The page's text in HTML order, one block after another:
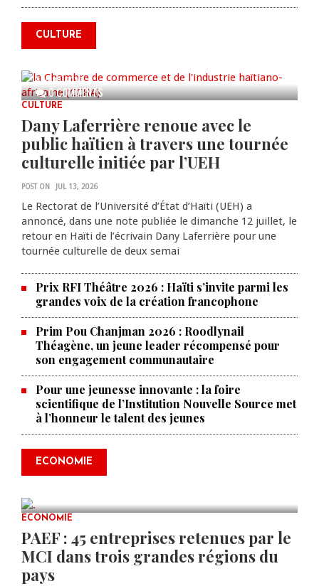
CULTURE
0 COMMENTS
annonce des activités pour
commémorer le 235e
anniversaire de la cérémonie du
AUG 05, 2026
CULTURE
Dany Laferrière renoue avec le
public haïtien à travers une tournée
culturelle initiée par l’UEH
POST ON JUL 13, 2026
Le Rectorat de l’Université d’État d’Haïti (UEH) a
annoncé, dans une note publiée le dimanche 12 juillet, le
retour en Haïti de l’écrivain Dany Laferrière pour une
tournée culturelle de deux semai
Prix RFI Théâtre 2026 : Haïti s’invite parmi les
grandes voix de la création francophone
Prim Pou Chanjman 2026 : Roodlynail
Théagène, un jeune leader récompensé pour
son engagement communautaire
Pour une jeunesse innovante : la foire
scientifique de l’Institution Nouvelle Source met
à l’honneur le talent des jeunes
ECONOMIE
0 COMMENTS
Produire le savoir pour
transformer Haïti : BRH lance la
2ᵉ édition de ses Journées
scientifiques
ECONOMIE
PAEF : 45 entreprises retenues par le
MCI dans trois grandes régions du
pays